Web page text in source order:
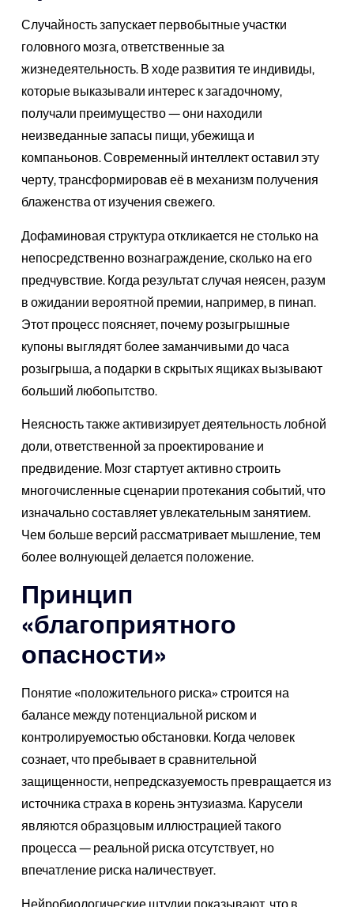
Случайность запускает первобытные участки
головного мозга, ответственные за
жизнедеятельность. В ходе развития те индивиды,
которые выказывали интерес к загадочному,
получали преимущество — они находили
неизведанные запасы пищи, убежища и
компаньонов. Современный интеллект оставил эту
черту, трансформировав её в механизм получения
блаженства от изучения свежего.
Дофаминовая структура откликается не столько на
непосредственно вознаграждение, сколько на его
предчувствие. Когда результат случая неясен, разум
в ожидании вероятной премии, например, в пинап.
Этот процесс поясняет, почему розыгрышные
купоны выглядят более заманчивыми до часа
розыгрыша, а подарки в скрытых ящиках вызывают
больший любопытство.
Неясность также активизирует деятельность лобной
доли, ответственной за проектирование и
предвидение. Мозг стартует активно строить
многочисленные сценарии протекания событий, что
изначально составляет увлекательным занятием.
Чем больше версий рассматривает мышление, тем
более волнующей делается положение.
Принцип
«благоприятного
опасности»
Понятие «положительного риска» строится на
балансе между потенциальной риском и
контролируемостью обстановки. Когда человек
сознает, что пребывает в сравнительной
защищенности, непредсказуемость превращается из
источника страха в корень энтузиазма. Карусели
являются образцовым иллюстрацией такого
процесса — реальной риска отсутствует, но
впечатление риска наличествует.
Нейробиологические штудии показывают, что в